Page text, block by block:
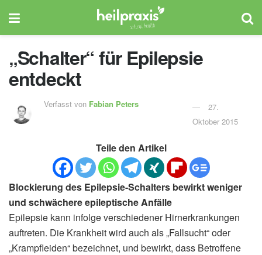
„Schalter“ für Epilepsie
entdeckt
Verfasst von Fabian Peters
27.
Oktober 2015
Teile den Artikel
Blockierung des Epilepsie-Schalters bewirkt weniger
und schwächere epileptische Anfälle
Epilepsie kann infolge verschiedener Hirnerkrankungen
auftreten. Die Krankheit wird auch als „Fallsucht“ oder
„Krampfleiden“ bezeichnet, und bewirkt, dass Betroffene